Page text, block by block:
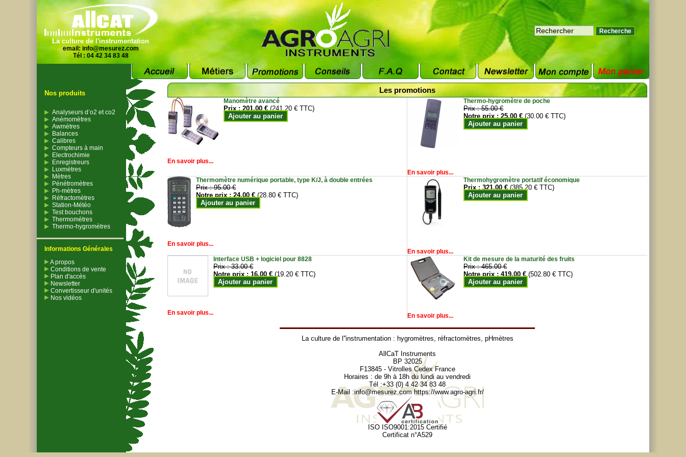
La culture de l'instrumentation
email: info@mesurez.com
Tél : 04 42 34 83 48
Nos produits
Analyseurs d’o2 et co2
Anémomètres
Awmètres
Balances
Calibres
Compteurs à main
Electrochimie
Enregistreurs
Luxmètres
Mètres
Pénétromètres
Ph-mètres
Réfractomètres
Station-Météo
Test bouchons
Thermomètres
Thermo-hygromètres
Informations Générales
A propos
Conditions de vente
Plan d'accès
Newsletter
Convertisseur d'unités
Nos vidéos
Les promotions
Manomètre avancé
Prix :201.00 € (241.20 € TTC)
Ajouter au panier
En savoir plus...
Thermo-hygromètre de poche
Prix :55.00 €
Notre prix :25.00 € (30.00 € TTC)
Ajouter au panier
En savoir plus...
Thermomètre numérique portable, type K/J, à double entrées
Prix :95.00 €
Notre prix :24.00 € (28.80 € TTC)
Ajouter au panier
En savoir plus...
Thermohygromètre portatif économique
Prix :321.00 € (385.20 € TTC)
Ajouter au panier
En savoir plus...
Interface USB + logiciel pour 8828
Prix :33.00 €
Notre prix :16.00 € (19.20 € TTC)
Ajouter au panier
En savoir plus...
Kit de mesure de la maturité des fruits
Prix :465.00 €
Notre prix :419.00 € (502.80 € TTC)
Ajouter au panier
En savoir plus...
La culture de l''instrumentation : hygromètres, réfractomètres, pHmètres
AllCaT Instruments
BP 32025
F13845 - Vitrolles Cedex France
Horaires : de 9h à 18h du lundi au vendredi
Tél :+33 (0) 4 42 34 83 48
E-Mail :info@mesurez.com https://www.agro-agri.fr/
ISO ISO9001:2015 Certifié
Certificat n°A529